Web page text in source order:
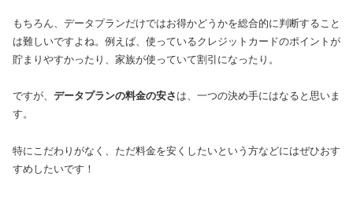
もちろん、データプランだけではお得かどうかを総合的に判断すること
は難しいですよね。例えば、使っているクレジットカードのポイントが
貯まりやすかったり、家族が使っていて割引になったり。
ですが、 データプランの料金の安さ は、一つの決め手にはなると思いま
す。
特にこだわりがなく、ただ料金を安くしたいという方などにはぜひおす
すめしたいです！